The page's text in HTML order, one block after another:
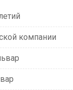
компании